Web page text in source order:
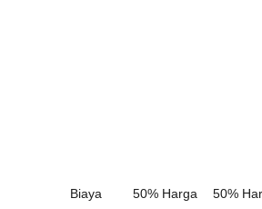
Biaya
50% Harga
50%